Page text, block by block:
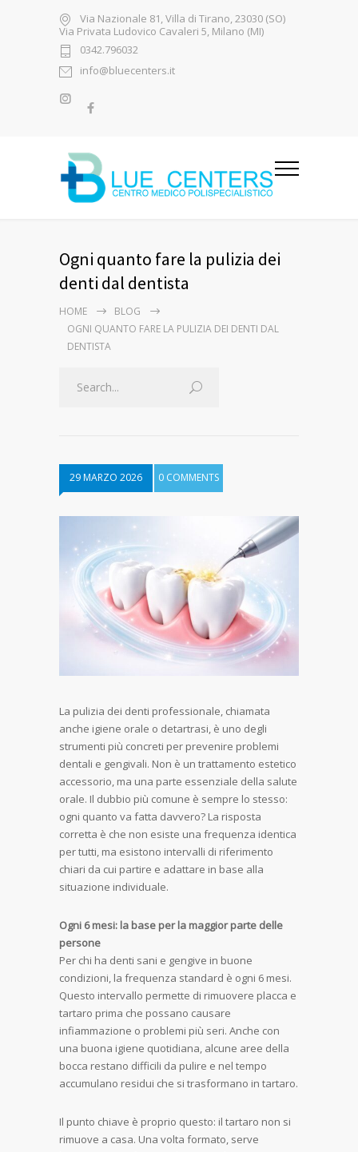
Via Nazionale 81, Villa di Tirano, 23030 (SO)
Via Privata Ludovico Cavaleri 5, Milano (MI)
0342.796032
info@bluecenters.it
Ogni quanto fare la pulizia dei
denti dal dentista
HOME
BLOG
OGNI QUANTO FARE LA PULIZIA DEI DENTI DAL
DENTISTA
29 MARZO 2026 0 COMMENTS
La pulizia dei denti professionale, chiamata
anche igiene orale o detartrasi, è uno degli
strumenti più concreti per prevenire problemi
dentali e gengivali. Non è un trattamento estetico
accessorio, ma una parte essenziale della salute
orale. Il dubbio più comune è sempre lo stesso:
ogni quanto va fatta davvero? La risposta
corretta è che non esiste una frequenza identica
per tutti, ma esistono intervalli di riferimento
chiari da cui partire e adattare in base alla
situazione individuale.
Ogni 6 mesi: la base per la maggior parte delle
persone
Per chi ha denti sani e gengive in buone
condizioni, la frequenza standard è ogni 6 mesi.
Questo intervallo permette di rimuovere placca e
tartaro prima che possano causare
infiammazione o problemi più seri. Anche con
una buona igiene quotidiana, alcune aree della
bocca restano difficili da pulire e nel tempo
accumulano residui che si trasformano in tartaro.
Il punto chiave è proprio questo: il tartaro non si
rimuove a casa. Una volta formato, serve